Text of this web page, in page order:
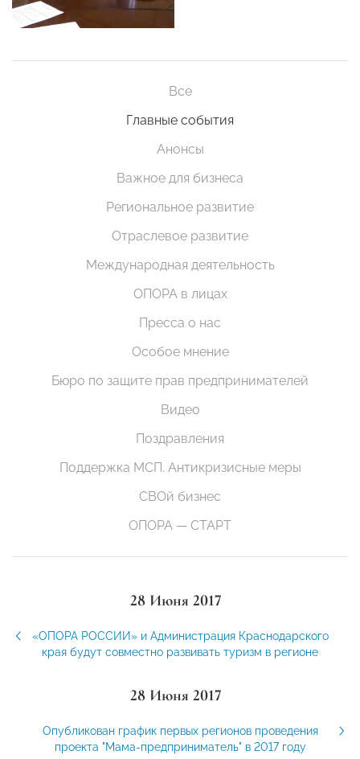
Все
Главные события
Анонсы
Важное для бизнеса
Региональное развитие
Отраслевое развитие
Международная деятельность
ОПОРА в лицах
Пресса о нас
Особое мнение
Бюро по защите прав предпринимателей
Видео
Поздравления
Поддержка МСП. Антикризисные меры
СВОй бизнес
ОПОРА — СТАРТ
28 Июня 2017
«ОПОРА РОССИИ» и Администрация Краснодарского
края будут совместно развивать туризм в регионе
28 Июня 2017
Опубликован график первых регионов проведения
проекта "Мама-предприниматель" в 2017 году